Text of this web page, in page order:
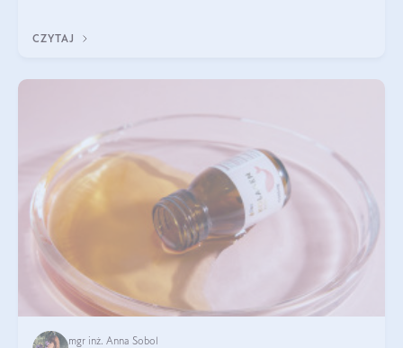
CZYTAJ
mgr inż. Anna Sobol